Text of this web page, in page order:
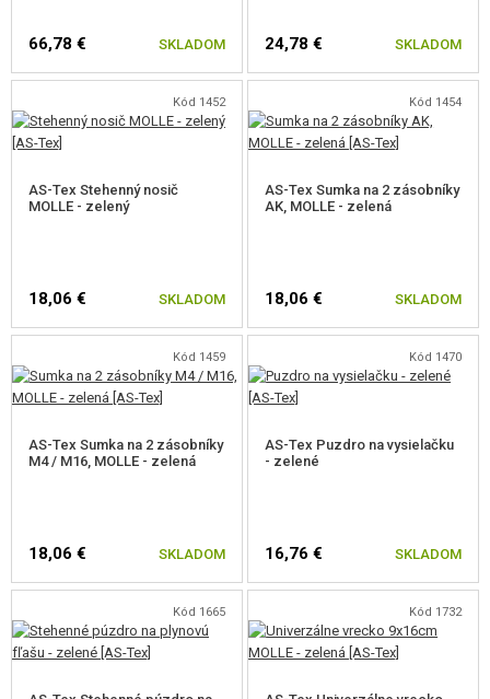
66,78 € SKLADOM 24,78 € SKLADOM
Kód 1452
AS-Tex Stehenný nosič
MOLLE - zelený
18,06 € SKLADOM
Kód 1454
AS-Tex Sumka na 2 zásobníky
AK, MOLLE - zelená
18,06 € SKLADOM
Kód 1459
AS-Tex Sumka na 2 zásobníky
M4 / M16, MOLLE - zelená
18,06 € SKLADOM
Kód 1470
AS-Tex Puzdro na vysielačku
- zelené
16,76 € SKLADOM
Kód 1665 Kód 1732